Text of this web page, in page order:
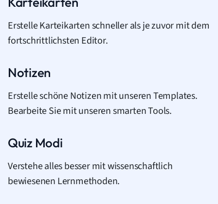
Erstelle Karteikarten schneller als je zuvor mit dem
fortschrittlichsten Editor.
Notizen
Erstelle schöne Notizen mit unseren Templates.
Bearbeite Sie mit unseren smarten Tools.
Quiz Modi
Verstehe alles besser mit wissenschaftlich
bewiesenen Lernmethoden.